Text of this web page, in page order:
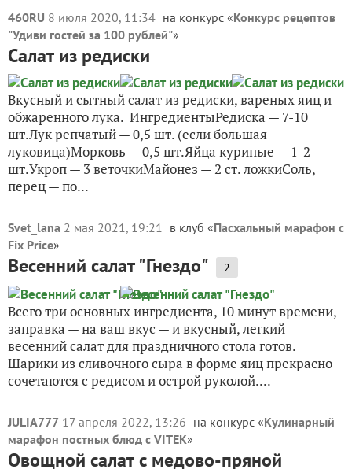
460RU 8 июля 2020, 11:34 на конкурс «Конкурс рецептов
"Удиви гостей за 100 рублей"»
Салат из редиски
Вкусный и сытный салат из редиски, вареных яиц и
обжаренного лука. ИнгредиентыРедиска — 7-10
шт.Лук репчатый — 0,5 шт. (если большая
луковица)Морковь — 0,5 шт.Яйца куриные — 1-2
шт.Укроп — 3 веточкиМайонез — 2 ст. ложкиСоль,
перец — по...
Svet_lana 2 мая 2021, 19:21 в клуб «Пасхальный марафон с
Fix Price»
Весенний салат "Гнездо" 2
Всего три основных ингредиента, 10 минут времени,
заправка — на ваш вкус — и вкусный, легкий
весенний салат для праздничного стола готов.
Шарики из сливочного сыра в форме яиц прекрасно
сочетаются с редисом и острой руколой....
JULIA777 17 апреля 2022, 13:26 на конкурс «Кулинарный
марафон постных блюд с VITEK»
Овощной салат с медово-пряной